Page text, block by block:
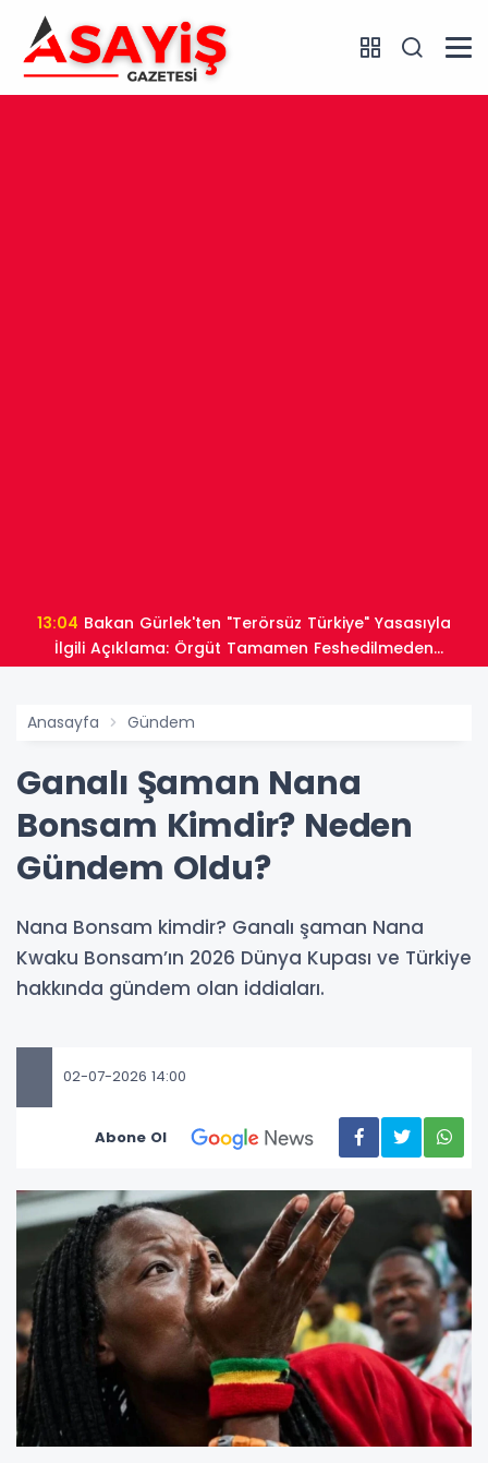
13:04
İlgili Açıklama: Örgüt Tamamen Feshedilmeden
Düzenleme Yürürlüğe Girmeyecek
Anasayfa Gündem
Ganalı Şaman Nana
Bonsam Kimdir? Neden
Gündem Oldu?
Nana Bonsam kimdir? Ganalı şaman Nana
Kwaku Bonsam’ın 2026 Dünya Kupası ve Türkiye
hakkında gündem olan iddiaları.
02-07-2026 14:00
Abone Ol